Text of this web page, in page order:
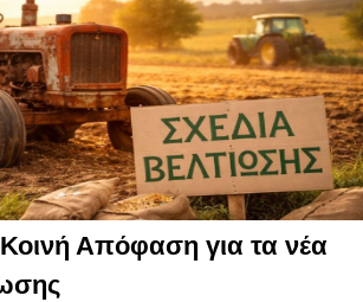
Απόφαση για τα νέα